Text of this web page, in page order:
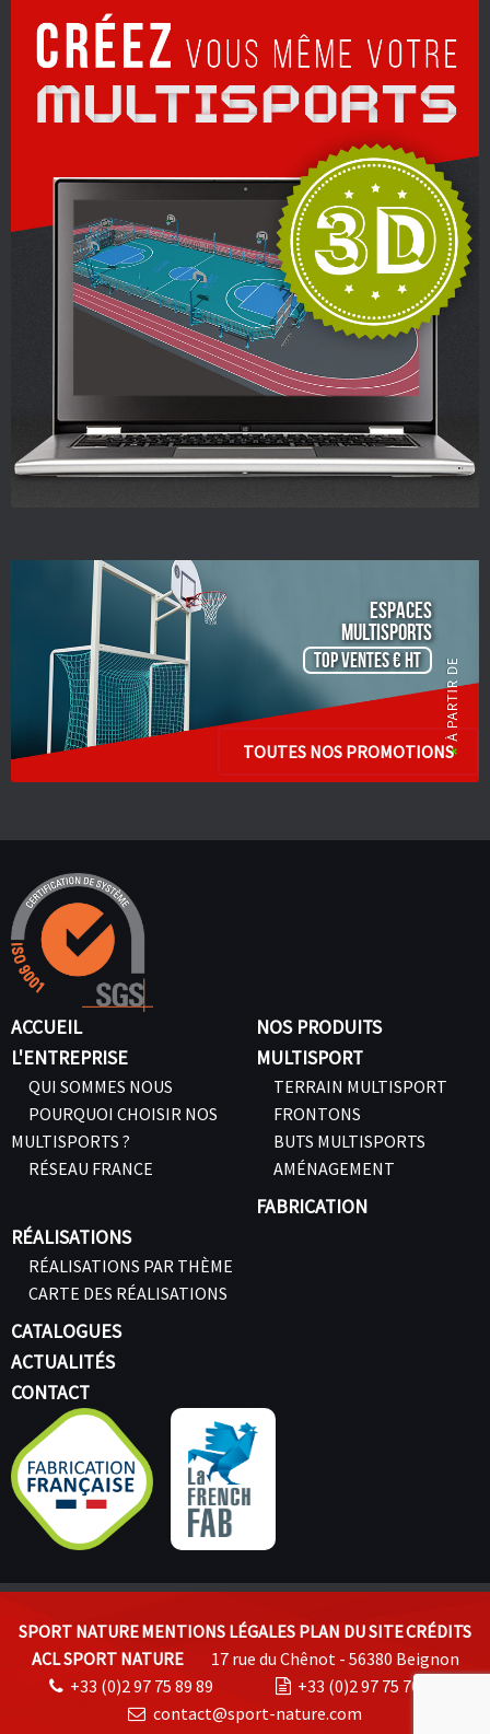
ESPACES
Multisports
TOP VENTES € HT
TOUTES NOS PROMOTIONS
ACCUEIL
L'ENTREPRISE
QUI SOMMES NOUS
POURQUOI CHOISIR NOS
MULTISPORTS ?
RÉSEAU FRANCE
NOS PRODUITS
MULTISPORT
TERRAIN MULTISPORT
FRONTONS
BUTS MULTISPORTS
AMÉNAGEMENT
FABRICATION
RÉALISATIONS
RÉALISATIONS PAR THÈME
CARTE DES RÉALISATIONS
CATALOGUES
ACTUALITÉS
CONTACT
SPORT NATUREMENTIONS LÉGALES PLAN DU SITECRÉDITS
ACL SPORT NATURE
17 rue du Chênot - 56380 Beignon
+33 (0)2 97 75 89 89
+33 (0)2 97 75 70 74
contact@sport-nature.com